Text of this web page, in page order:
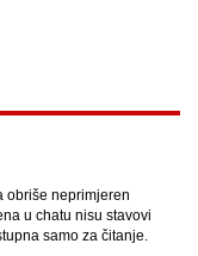
obriše neprimjeren
u chatu nisu stavovi
samo za čitanje.